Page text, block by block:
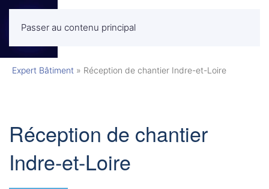
Passer au contenu principalMENU
Expert Bâtiment » Réception de chantier Indre-et-Loire
Réception de chantier
Indre-et-Loire